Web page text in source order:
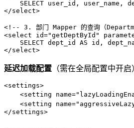
</select>
<!-- 3. 部门 Mapper 的查询（
<select id="getDeptById"
</select>
延迟加载配置 （需在全局配置中开启
<settings>
<setting name=
<setting name=
</settings>